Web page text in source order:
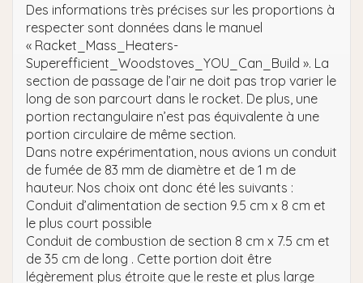
Des informations très précises sur les proportions à
respecter sont données dans le manuel
« Racket_Mass_Heaters-
Superefficient_Woodstoves_YOU_Can_Build ». La
section de passage de l’air ne doit pas trop varier le
long de son parcourt dans le rocket. De plus, une
portion rectangulaire n’est pas équivalente à une
portion circulaire de même section.
Dans notre expérimentation, nous avions un conduit
de fumée de 83 mm de diamètre et de 1 m de
hauteur. Nos choix ont donc été les suivants :
Conduit d’alimentation de section 9.5 cm x 8 cm et
le plus court possible
Conduit de combustion de section 8 cm x 7.5 cm et
de 35 cm de long . Cette portion doit être
légèrement plus étroite que le reste et plus large